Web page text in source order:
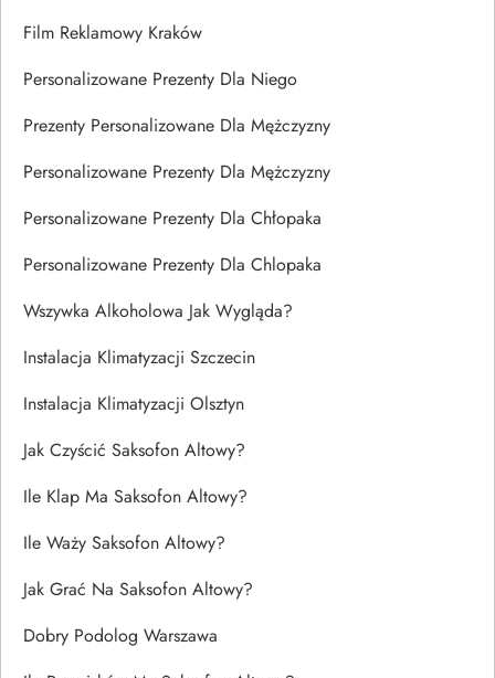
Film Reklamowy Kraków
Personalizowane Prezenty Dla Niego
Prezenty Personalizowane Dla Mężczyzny
Personalizowane Prezenty Dla Mężczyzny
Personalizowane Prezenty Dla Chłopaka
Personalizowane Prezenty Dla Chlopaka
Wszywka Alkoholowa Jak Wygląda?
Instalacja Klimatyzacji Szczecin
Instalacja Klimatyzacji Olsztyn
Jak Czyścić Saksofon Altowy?
Ile Klap Ma Saksofon Altowy?
Ile Waży Saksofon Altowy?
Jak Grać Na Saksofon Altowy?
Dobry Podolog Warszawa